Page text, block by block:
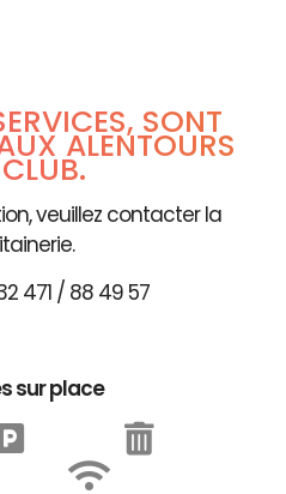
SONT
ALENTOURS
veuillez contacter la
471 / 88 49 57
sur place